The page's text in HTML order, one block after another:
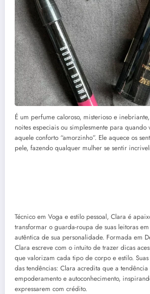
É um perfume caloroso, misterioso e
noites especiais ou simplesmente para quando
aquele conforto “amorzinho”. Ele aquece os
pele, fazendo qualquer mulher se sentir
Técnico em Voga e estilo pessoal, Clara é
transformar o guarda-roupa de suas leitoras em
autêntica de sua personalidade. Formada em
Clara escreve com o intuito de trazer dicas
que valorizam cada tipo de corpo e estilo.
das tendências: Clara acredita que a
empoderamento e autoconhecimento,
expressarem com crédito.